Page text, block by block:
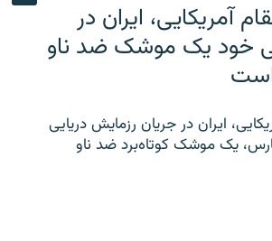
آمریکایی، ایران در
خود یک موشک ضد ناو
ایران در جریان رزمایش دریایی
یک موشک کوتاه‌برد ضد ناو